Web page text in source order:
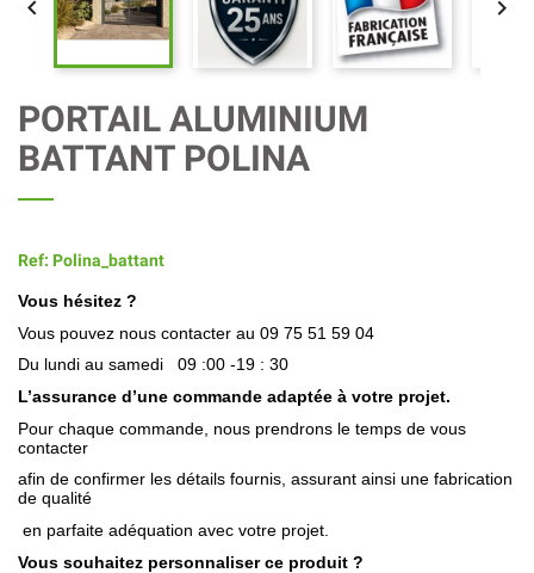
 
PORTAIL ALUMINIUM
BATTANT POLINA
Ref: Polina_battant
Vous hésitez ?
Vous pouvez nous contacter au 09 75 51 59 04
Du lundi au samedi
09 :00 -19 : 30
L’assurance d’une commande adaptée à votre projet.
Pour chaque commande, nous prendrons le temps de vous
contacter
afin de confirmer les détails fournis, assurant ainsi une fabrication
de qualité
en parfaite adéquation avec votre projet.
Vous souhaitez personnaliser ce produit ?